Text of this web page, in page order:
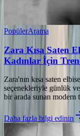
PopülerArama
Zara Kısa Saten
Kadınlar İçin
Zara'nın kısa saten
seçenekleriyle günlük ve
bir arada sunan modern
Daha fazla bilgi edinin